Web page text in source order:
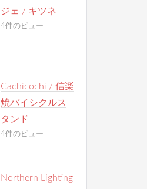
ジェ / キツネ
4件のビュー
Cachicochi / 信楽
焼バイシクルス
タンド
4件のビュー
Northern Lighting